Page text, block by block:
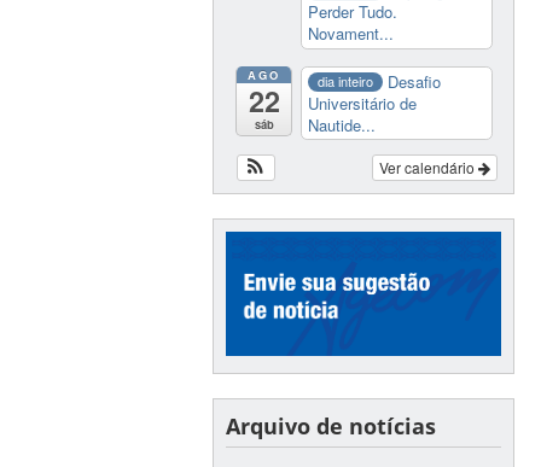
Perder Tudo.
Novament...
AGO
22
sáb
dia inteiro
Desafio
Universitário de
Nautide...
Ver calendário
Arquivo de notícias